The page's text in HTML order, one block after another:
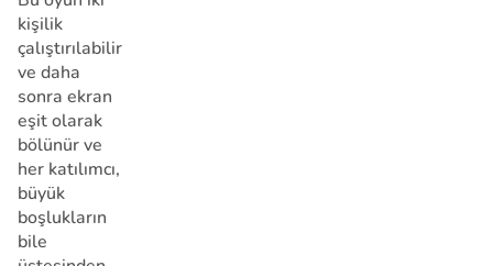
kişilik
çalıştırılabilir
ve daha
sonra ekran
eşit olarak
bölünür ve
her katılımcı,
büyük
boşlukların
bile